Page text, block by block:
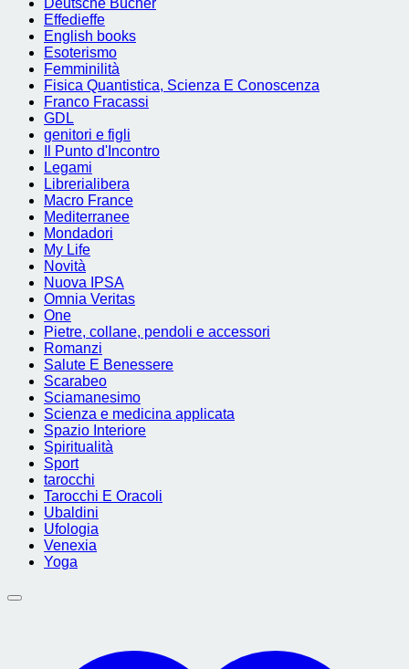
Deutsche Bücher
Effedieffe
English books
Esoterismo
Femminilità
Fisica Quantistica, Scienza E Conoscenza
Franco Fracassi
GDL
genitori e figli
Il Punto d'Incontro
Legami
Librerialibera
Macro France
Mediterranee
Mondadori
My Life
Novità
Nuova IPSA
Omnia Veritas
One
Pietre, collane, pendoli e accessori
Romanzi
Salute E Benessere
Scarabeo
Sciamanesimo
Scienza e medicina applicata
Spazio Interiore
Spiritualità
Sport
tarocchi
Tarocchi E Oracoli
Ubaldini
Ufologia
Venexia
Yoga